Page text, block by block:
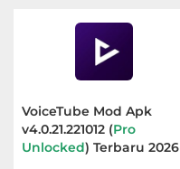
VoiceTube Mod Apk
v4.0.21.221012 (Pro
Unlocked) Terbaru 2026